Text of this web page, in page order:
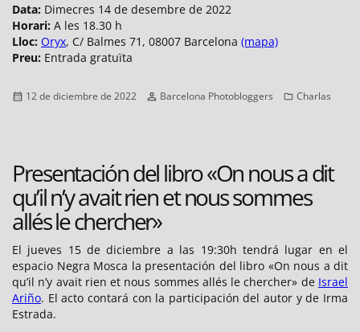
Data: Dimecres 14 de desembre de 2022
Horari: A les 18.30 h
Lloc: Oryx, C/ Balmes 71, 08007 Barcelona (mapa)
Preu: Entrada gratuïta
Publicado
12 de diciembre de 2022 Autor
Barcelona Photobloggers Categorías
Charlas
Presentación del libro «On nous a dit
qu’il n’y avait rien et nous sommes
allés le chercher»
El jueves 15 de diciembre a las 19:30h tendrá lugar en el
espacio Negra Mosca la presentación del libro «On nous a dit
qu’il n’y avait rien et nous sommes allés le chercher» de Israel
Ariño. El acto contará con la participación del autor y de Irma
Estrada.